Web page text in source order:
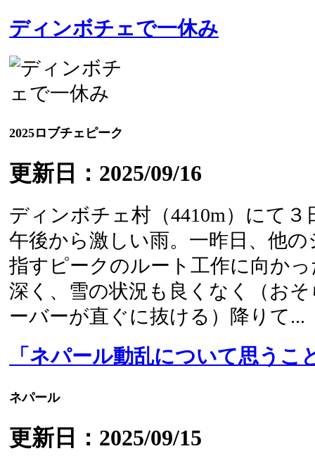
ディンボチェで一休み
2025ロブチェピーク
更新日：2025/09/16
ディンボチェ村（4410m）にて３
午後から激しい雨。一昨日、他
指すピークのルート工作に向か
深く、雪の状況も良くなく（お
ーバーが直ぐに抜ける）降りて...
「ネパール動乱について思うこ
ネパール
更新日：2025/09/15